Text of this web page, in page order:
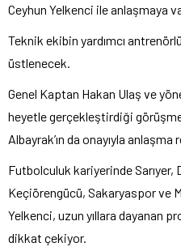
Ceyhun Yelkenci ile anlaşmaya
Teknik ekibin yardımcı
üstlenecek.
Genel Kaptan Hakan Ulaş ve
heyetle gerçekleştirdiği
Albayrak’ın da onayıyla
Futbolculuk kariyerinde Sarıyer,
Keçiörengücü, Sakaryaspor ve
Yelkenci, uzun yıllara dayanan
dikkat çekiyor.